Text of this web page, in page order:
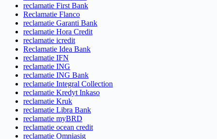
reclamatie First Bank
Reclamatie Flanco
reclamatie Garanti Bank
reclamatie Hora Credit
reclamatie icredit
Reclamatie Idea Bank
reclamatie IFN
reclamatie ING
reclamatie ING Bank
reclamatie Integral Collection
reclamatie Kredyt Inkaso
reclamatie Kruk
reclamatie Libra Bank
reclamatie myBRD
reclamatie ocean credit
reclamatie Omniasig